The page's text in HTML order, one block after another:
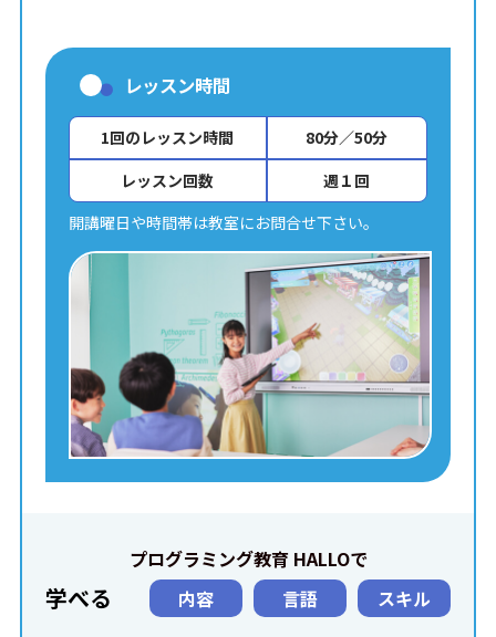
レッスン時間
1回のレッスン時間
80分／50分
レッスン回数
週１回
開講曜日や時間帯は教室にお問合せ下さい。
プログラミング教育 HALLOで
学べる 内容 言語 スキル